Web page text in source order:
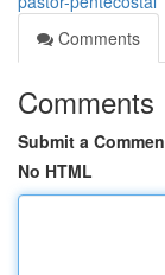
Comments
Comments
Submit a
No HTML